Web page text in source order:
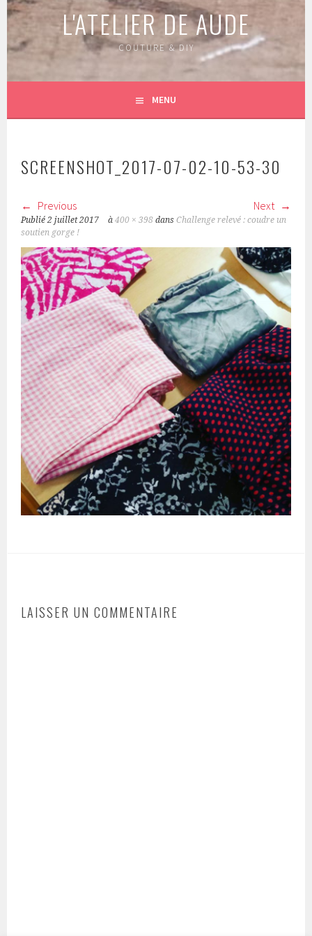
L'ATELIER DE AUDE
COUTURE & DIY
MENU
SCREENSHOT_2017-07-02-10-53-30
Previous Next
Publié2 juillet 2017 à400 × 398 dansChallenge relevé : coudre un
soutien gorge !
LAISSER UN COMMENTAIRE